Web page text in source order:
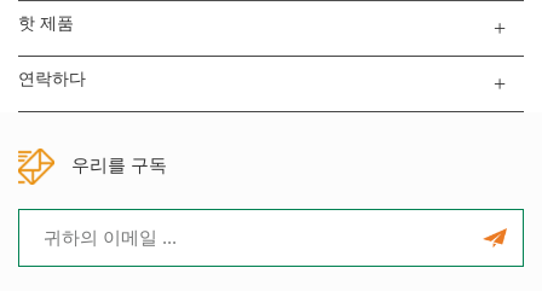
핫 제품
연락하다
우리를 구독